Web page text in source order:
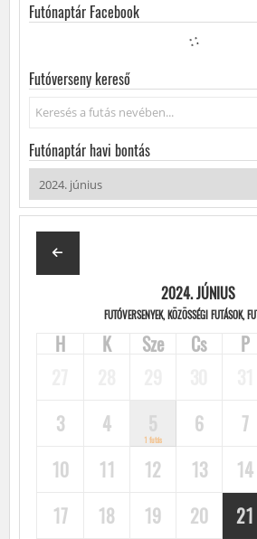
Futónaptár Facebook
Futóverseny kereső
Keresés...
Futónaptár havi bontás
2024. JÚNIUS
FUTÓVERSENYEK, KÖZÖSSÉGI FUTÁSOK,
H K Sze Cs P
3 4
1 futás
6 7
10
11 12 13 14
17 18 19 20 21